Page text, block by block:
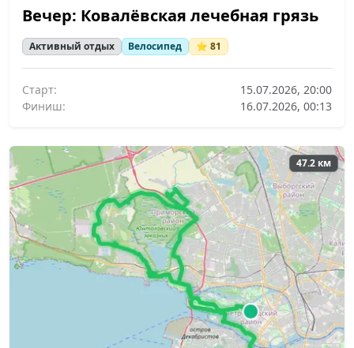
Вечер: Ковалёвская лечебная грязь
Активный отдых Велосипед ⭐ 81
Старт:
15.07.2026, 20:00
Финиш:
16.07.2026, 00:13
47.2 км